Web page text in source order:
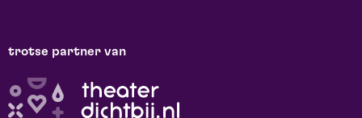
trotse partner van